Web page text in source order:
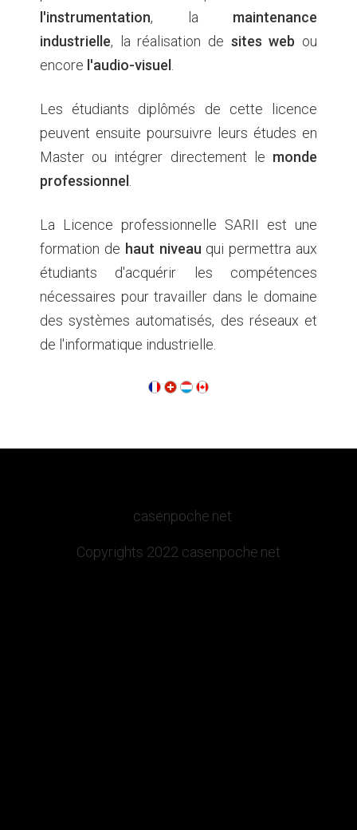
l'instrumentation, la maintenance
industrielle, la réalisation de sites web ou
encore l'audio-visuel
Les étudiants diplômés de cette licence
peuvent ensuite poursuivre leurs études en
Master ou intégrer directement le monde
professionnel
La Licence professionnelle SARII est une
formation de haut niveau qui permettra aux
étudiants d'acquérir les compétences
nécessaires pour travailler dans le domaine
des systèmes automatisés, des réseaux et
de l'informatique industrielle.
casenpoche.net
Copyrights 2022 casenpoche.net